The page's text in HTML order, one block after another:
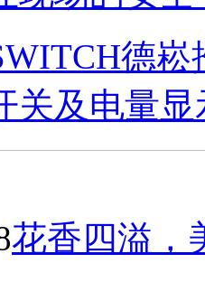
德
关及电量显
花香四溢